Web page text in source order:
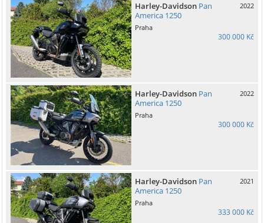
Harley-Davidson Pan
America 1250
2022
Praha
300 000 Kč
Harley-Davidson Pan
America 1250
2022
Praha
300 000 Kč
Harley-Davidson Pan
America 1250
2021
Praha
333 000 Kč